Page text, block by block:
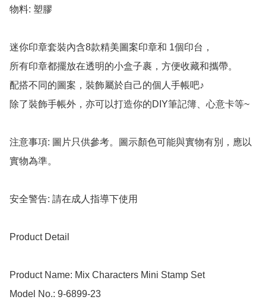
物料: 塑膠
迷你印章套裝內含8款精美圖案印章和 1個印台，
所有印章都擺放在透明的小盒子裹，方便收藏和攜帶。
配搭不同的圖案，裝飾屬於自己的個人手帳吧♪
除了裝飾手帳外，亦可以打造你的DIY筆記簿、心意卡等~
注意事項: 圖片只供參考。圖示顏色可能與實物有別，應以
實物為準。
安全警告: 請在成人指導下使用
Product Detail
Product Name: Mix Characters Mini Stamp Set
Model No.: 9-6899-23